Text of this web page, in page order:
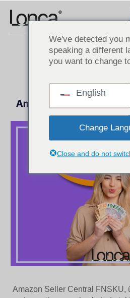
UZMANINDAN ÖNERILER,
PAZARLAMA STRATEJILERI
Amazon Seller Central
Mayıs 8,
Amazon Seller Central FNSKU,
We've detected you
speaking a different
you want to change
English
Change
Close and do not